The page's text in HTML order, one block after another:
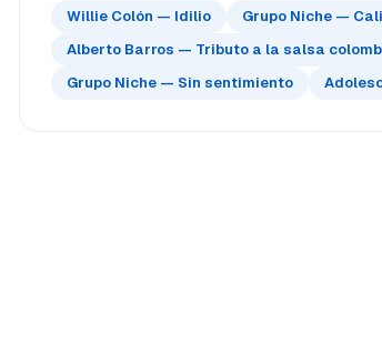
Willie Colón — Idilio Grupo Niche —
Alberto Barros — Tributo a la salsa
Grupo Niche — Sin sentimiento